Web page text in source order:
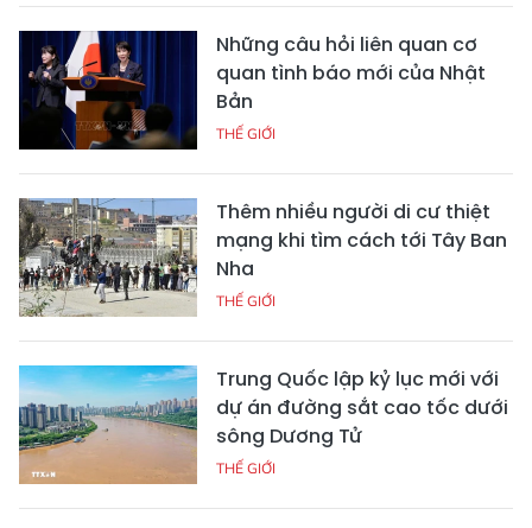
Những câu hỏi liên quan cơ
quan tình báo mới của Nhật
Bản
THẾ GIỚI
Thêm nhiều người di cư thiệt
mạng khi tìm cách tới Tây Ban
Nha
THẾ GIỚI
Trung Quốc lập kỷ lục mới với
dự án đường sắt cao tốc dưới
sông Dương Tử
THẾ GIỚI